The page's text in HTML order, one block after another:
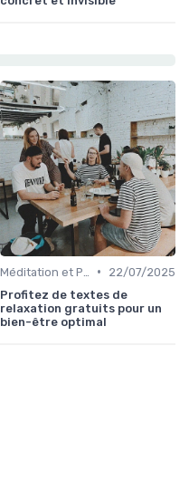
•
22/07/2025
Profitez de textes de
relaxation gratuits pour un
bien-être optimal